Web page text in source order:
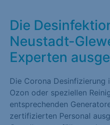
Die
Neustadt-
Experten
Die Corona Desinfizierung
Ozon oder speziellen
entsprechenden
zertifizierten Personal